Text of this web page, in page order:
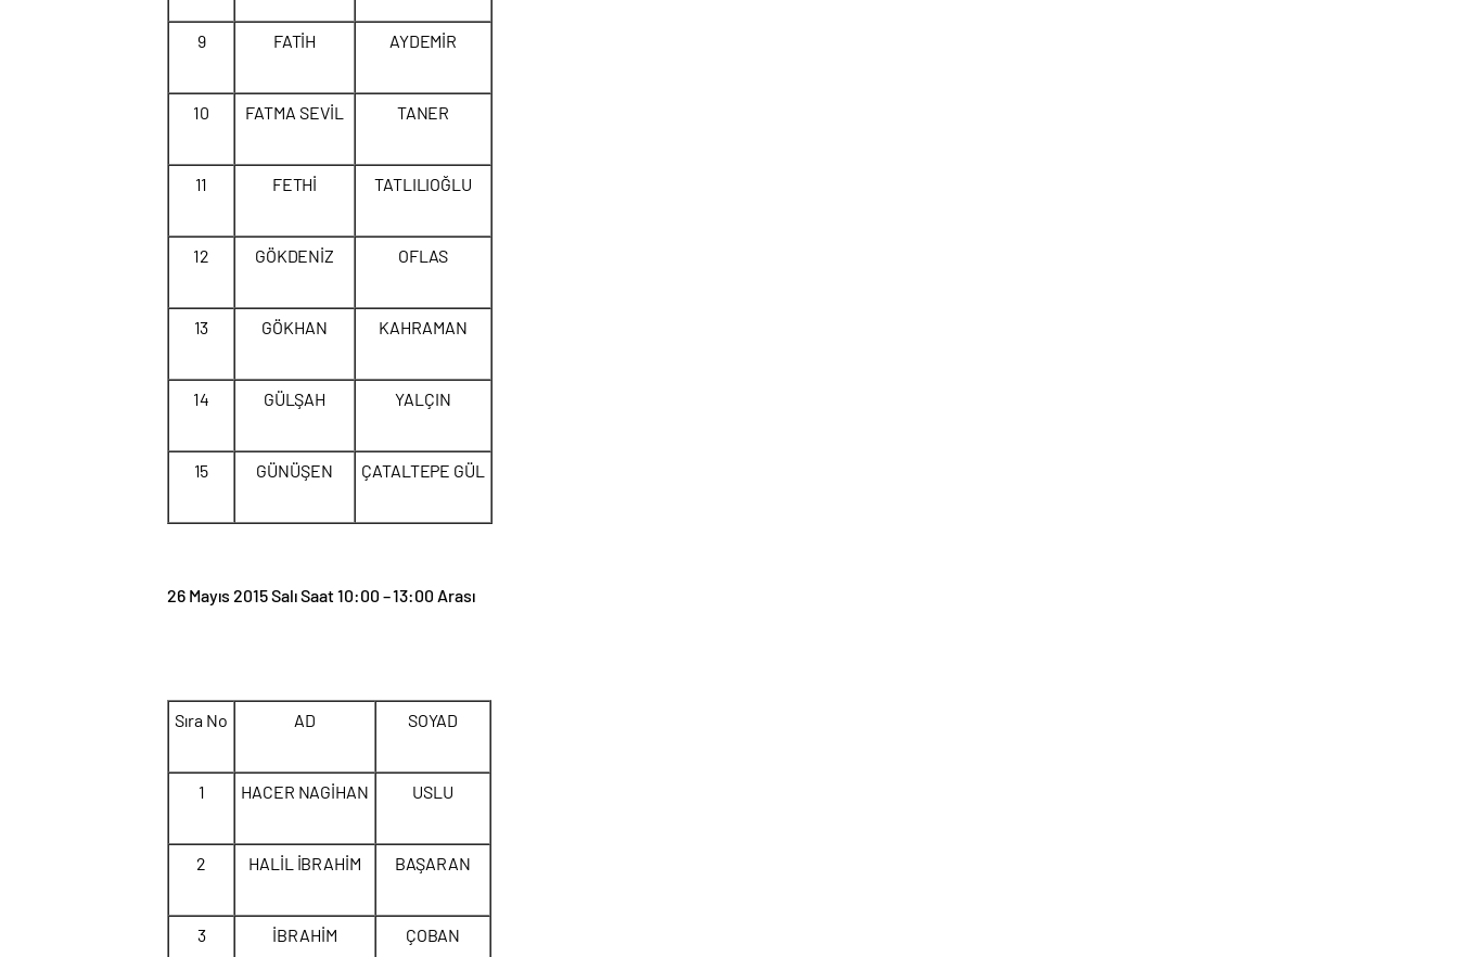
9 FATİH AYDEMİR
10 FATMA SEVİL TANER
11 FETHİ TATLILIOĞLU
12 GÖKDENİZ OFLAS
13 GÖKHAN KAHRAMAN
14 GÜLŞAH YALÇIN
15 GÜNÜŞEN ÇATALTEPE GÜL
26 Mayıs 2015 Salı Saat 10:00 – 13:00 Arası
Sıra No AD SOYAD
1 HACER NAGİHAN USLU
2 HALİL İBRAHİM BAŞARAN
3 İBRAHİM ÇOBAN